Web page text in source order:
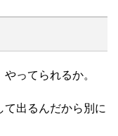
ってられるか。
て出るんだから別に